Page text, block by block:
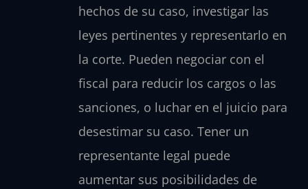
hechos de su caso, investigar las
leyes pertinentes y representarlo en
la corte. Pueden negociar con el
fiscal para reducir los cargos o las
sanciones, o luchar en el juicio para
desestimar su caso. Tener un
representante legal puede
aumentar sus posibilidades de